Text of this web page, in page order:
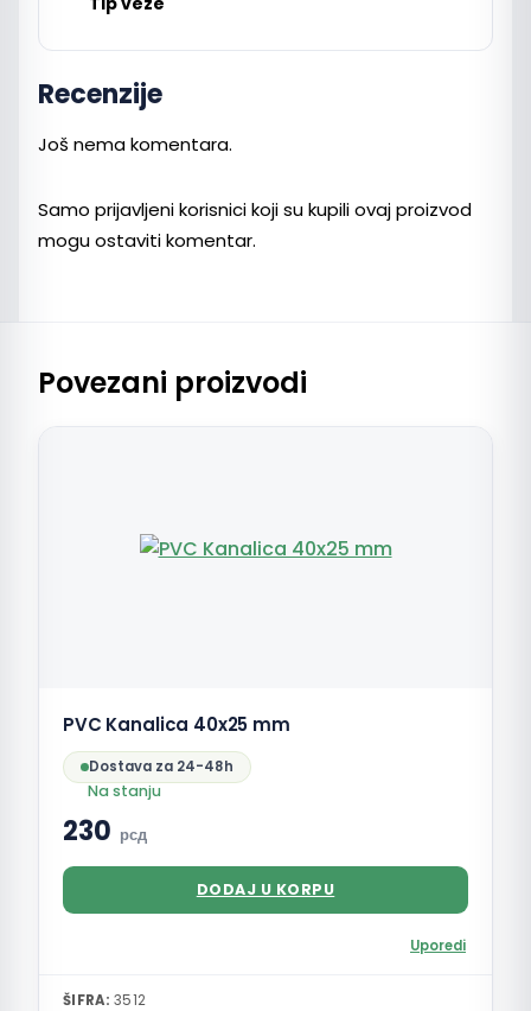
Recenzije
Još nema komentara.
Samo prijavljeni korisnici koji su kupili ovaj proizvod
mogu ostaviti komentar.
Povezani proizvodi
PVC Kanalica 40x25 mm
Dostava za 24-48h
Na stanju
230 рсд
DODAJ U KORPU
Uporedi
ŠIFRA: 3512